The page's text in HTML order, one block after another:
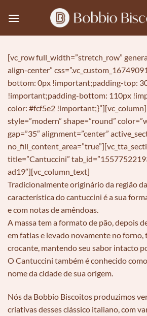
[vc_row full_width=”stretch_row”
align-center”
bottom: 0px !important;padding-top:
!important;padding-bottom: 110px
color: #fcf5e2
style=”modern” shape=”round”
gap=”35″ alignment=”center”
title=”Cantuccini”
ad19″][vc_column_text]
Tradicionalmente originário da região
característica do cantuccini é a sua
e com notas de amêndoas.
A massa tem a formato de pão, depois
em fatias e levado novamente no
crocante, mantendo seu sabor intacto
O Cantuccini também é conhecido
nome da cidade de sua origem.
Nós da Bobbio Biscoitos produzimos
criativas desses clássico italiano, com